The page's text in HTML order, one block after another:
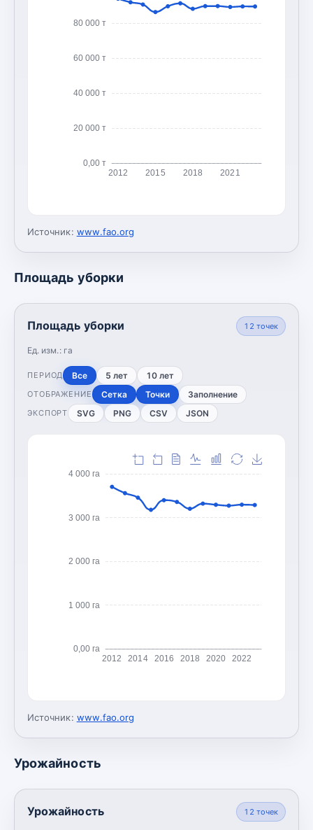
0,00 т
20 000 т
40 000 т
60 000 т
80 000 т
2012 2015 2018 2021
Источник: www.fao.org
Площадь уборки
Площадь уборки
Ед. изм.: га
12 точек
ПЕРИОД Все 5 лет 10 лет
ОТОБРАЖЕНИЕ Сетка Точки Заполнение
ЭКСПОРТ SVG PNG CSV JSON
0,00 га
1 000 га
2 000 га
3 000 га
4 000 га
2012 2014 2016 2018 2020 2022
Источник: www.fao.org
Урожайность
Урожайность 12 точек